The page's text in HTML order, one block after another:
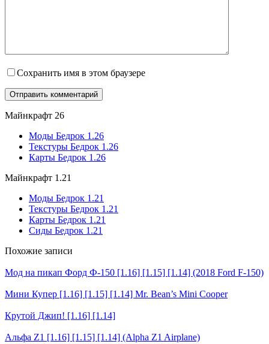
Сохранить имя в этом браузере
Майнкрафт 26
Моды Бедрок 1.26
Текстуры Бедрок 1.26
Карты Бедрок 1.26
Майнкрафт 1.21
Моды Бедрок 1.21
Текстуры Бедрок 1.21
Карты Бедрок 1.21
Сиды Бедрок 1.21
Похожие записи
Мод на пикап Форд Ф-150 [1.16] [1.15] [1.14] (2018 Ford F-150)
Мини Купер [1.16] [1.15] [1.14] Mr. Bean’s Mini Cooper
Крутой Джип! [1.16] [1.14]
Альфа Z1 [1.16] [1.15] [1.14] (Alpha Z1 Airplane)